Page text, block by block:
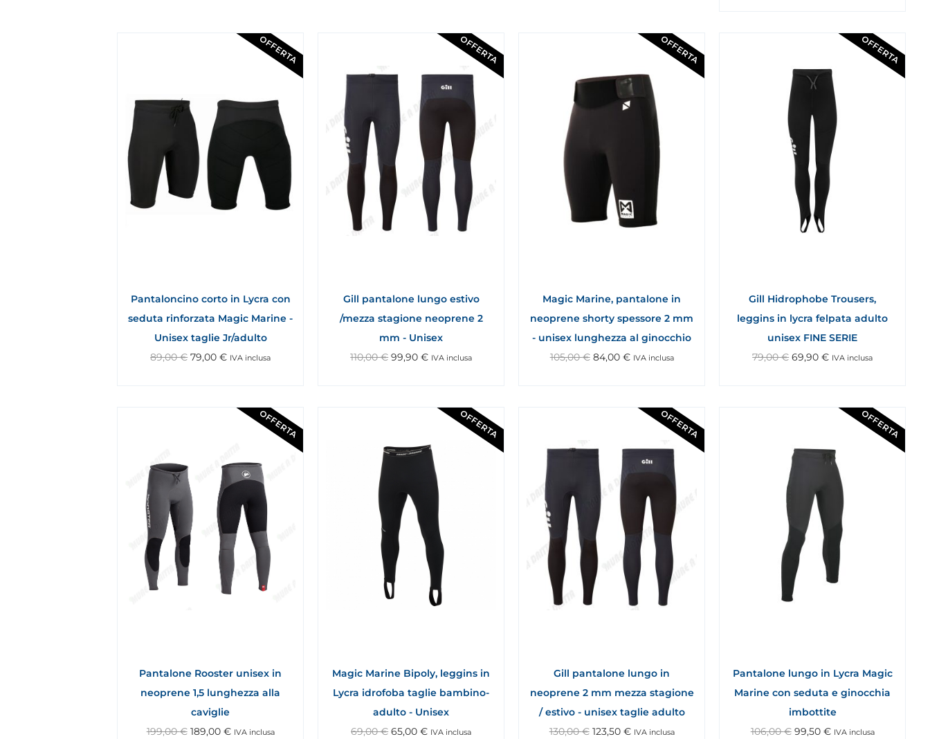
OFFERTA
Pantaloncino corto in Lycra con
seduta rinforzata Magic Marine -
Unisex taglie Jr/adulto
89,00€ 79,00€ IVA inclusa
OFFERTA
Gill pantalone lungo estivo
/mezza stagione neoprene 2
mm - Unisex
110,00€ 99,90€ IVA inclusa
OFFERTA
Magic Marine, pantalone in
neoprene shorty spessore 2 mm
- unisex lunghezza al ginocchio
105,00€ 84,00 € IVA inclusa
OFFERTA
Gill Hidrophobe Trousers,
leggins in lycra felpata adulto
unisex FINE SERIE
79,00€ 69,90€ IVA inclusa
OFFERTA
Pantalone Rooster unisex in
neoprene 1,5 lunghezza alla
caviglie
199,00€ 189,00 € IVA inclusa
OFFERTA
Magic Marine Bipoly, leggins in
Lycra idrofoba taglie bambino-
adulto - Unisex
69,00€ 65,00€ IVA inclusa
OFFERTA
Gill pantalone lungo in
neoprene 2 mm mezza stagione
/ estivo - unisex taglie adulto
130,00€ 123,50 € IVA inclusa
OFFERTA
Pantalone lungo in Lycra Magic
Marine con seduta e ginocchia
imbottite
106,00€ 99,50 € IVA inclusa